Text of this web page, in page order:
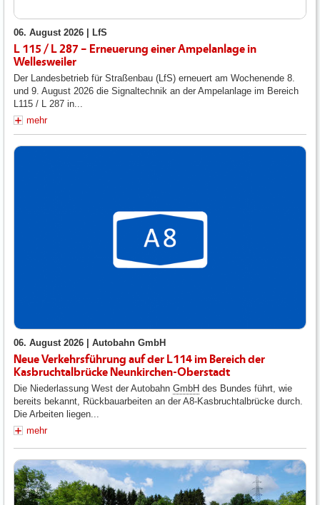
06. August 2026 | LfS
L 115 / L 287 – Erneuerung einer Ampelanlage in
Wellesweiler
Der Landesbetrieb für Straßenbau (LfS) erneuert am Wochenende 8.
und 9. August 2026 die Signaltechnik an der Ampelanlage im Bereich
L115 / L 287 in...
mehr
06. August 2026 | Autobahn GmbH
Neue Verkehrsführung auf der L114 im Bereich der
Kasbruchtalbrücke Neunkirchen-Oberstadt
Die Niederlassung West der Autobahn GmbH des Bundes führt, wie
bereits bekannt, Rückbauarbeiten an der A8-Kasbruchtalbrücke durch.
Die Arbeiten liegen...
mehr